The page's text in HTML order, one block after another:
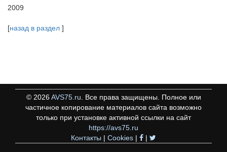
2009
[назад в раздел ]
© 2026 AVS75.ru . Все права защищены. Полное или
частичное копирование материалов сайта возможно
только при установке активной ссылки на сайт
https://avs75.ru
Контакты | Cookies | |